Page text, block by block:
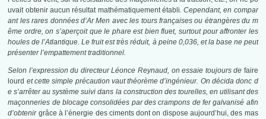
uvait obtenir aucun résultat mathématiquement établi. Cependant, en compar
ant les rares données d’Ar Men avec les tours françaises ou étrangères du m
ême ordre, on s’aperçoit que le phare est bien fluet, surtout pour affronter les
houles de l’Atlantique. Le fruit est très réduit, à peine 0,036, et la base ne peut
présenter l’empattement traditionnel.
Selon l’expression du directeur Léonce Reynaud, on essaie toujours de faire
lourd et cette simple précaution vaut théorème d’ingénieur. On décida donc d
e s’arrêter au système suivi dans la construction des tourelles, en utilisant des
maçonneries de blocage consolidées par des crampons de fer galvanisé afin
d’obtenir grâce à l’énergie des ciments dont on dispose aujourd’hui, des mas